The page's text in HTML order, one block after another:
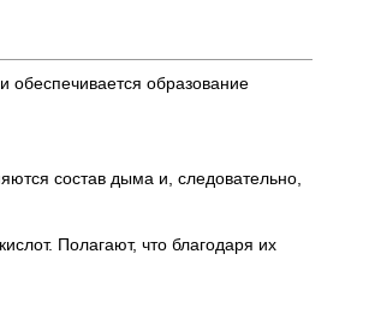
обеспечивается образование
состав дыма и, следовательно,
Полагают, что благодаря их